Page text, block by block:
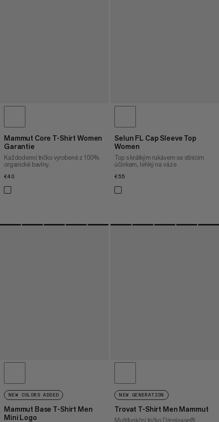
Mammut Core T-Shirt Women
Garantie
Každodenní tričko vyrobené z 100%
organické bavlny.
€40
Selun FL Cap Sleeve Top
Women
Top s krátkým rukávem se stínícím
účinkem, lehký na váze
€55
NEW COLORS ADDED
Mammut Base T-Shirt Men
Mini Logo
NEW GENERATION
Trovat T-Shirt Men Mammut